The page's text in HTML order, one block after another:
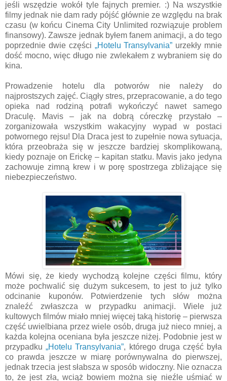
jeśli wszędzie wokół tyle fajnych premier. :) Na wszystkie
filmy jednak nie dam rady pójść głównie ze względu na brak
czasu (w końcu Cinema City Unlimited rozwiązuje problem
finansowy). Zawsze jednak byłem fanem animacji, a do tego
poprzednie dwie części „Hotelu Transylvania” urzekły mnie
dość mocno, więc długo nie zwlekałem z wybraniem się do
kina.
Prowadzenie hotelu dla potworów nie należy do
najprostszych zajęć. Ciągły stres, przepracowanie, a do tego
opieka nad rodziną potrafi wykończyć nawet samego
Draculę. Mavis – jak na dobrą córeczkę przystało –
zorganizowała wszystkim wakacyjny wypad w postaci
potwornego rejsu! Dla Draca jest to zupełnie nowa sytuacja,
która przeobraża się w jeszcze bardziej skomplikowaną,
kiedy poznaje on Erickę – kapitan statku. Mavis jako jedyna
zachowuje zimną krew i w porę spostrzega zbliżające się
niebezpieczeństwo.
Mówi się, że kiedy wychodzą kolejne części filmu, który
może pochwalić się dużym sukcesem, to jest to już tylko
odcinanie kuponów. Potwierdzenie tych słów można
znaleźć zwłaszcza w przypadku animacji. Wiele już
kultowych filmów miało mniej więcej taką historię – pierwsza
część uwielbiana przez wiele osób, druga już nieco mniej, a
każda kolejna oceniana była jeszcze niżej. Podobnie jest w
przypadku„Hotelu Transylvania”, którego druga część była
co prawda jeszcze w miarę porównywalna do pierwszej,
jednak trzecia jest słabsza w sposób widoczny. Nie oznacza
to, że jest zła, wciąż bowiem można się nieźle uśmiać w